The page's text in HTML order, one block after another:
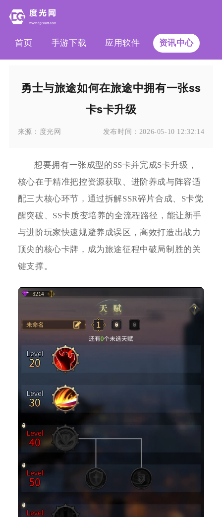
首页 手游下载 应用软件 资讯中心
勇士与旅途如何在旅途中拥有一张ss
卡s卡升级
来源： 度光网 发布时间： 2026-05-10 12:32:14
想要拥有一张成型的SS卡并完成S卡升级，
核心在于精准把控资源获取、进阶养成与阵容适
配三大核心环节，通过拆解SSR碎片合成、S卡觉
醒突破、SS卡质变培养的全流程路径，能让新手
与进阶玩家快速规避养成误区，高效打造出战力
顶尖的核心卡牌，成为旅途征程中破局制胜的关
键支撑。